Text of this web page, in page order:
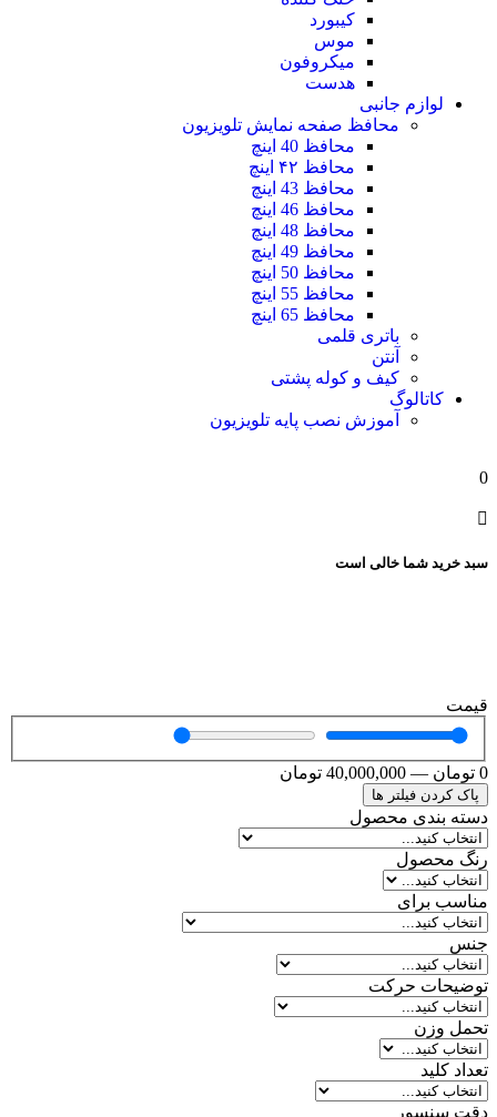
کیبورد
موس
میکروفون
هدست
لوازم جانبی
محافظ صفحه نمایش تلویزیون
محافظ 40 اینچ
محافظ ۴۲ اینچ
محافظ 43 اینچ
محافظ 46 اینچ
محافظ 48 اینچ
محافظ 49 اینچ
محافظ 50 اینچ
محافظ 55 اینچ
محافظ 65 اینچ
باتری قلمی
آنتن
کیف و کوله پشتی
کاتالوگ
آموزش نصب پایه تلویزیون
0
سبد خرید شما خالی است
قیمت
0 تومان —
40,000,000 تومان
پاک کردن فیلتر ها
دسته بندی محصول
رنگ محصول
مناسب برای
جنس
توضیحات حرکت
تحمل وزن
تعداد کلید
دقت سنسور